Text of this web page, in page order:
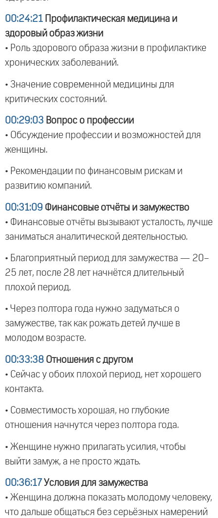
00:24:21 Профилактическая медицина и
здоровый образ жизни
• Роль здорового образа жизни в профилактике
хронических заболеваний.
• Значение современной медицины для
критических состояний.
00:29:03 Вопрос о профессии
• Обсуждение профессии и возможностей для
женщины.
• Рекомендации по финансовым рискам и
развитию компаний.
00:31:09 Финансовые отчёты и замужество
• Финансовые отчёты вызывают усталость, лучше
заниматься аналитической деятельностью.
• Благоприятный период для замужества — 20–
25 лет, после 28 лет начнётся длительный
плохой период.
• Через полтора года нужно задуматься о
замужестве, так как рожать детей лучше в
молодом возрасте.
00:33:38 Отношения с другом
• Сейчас у обоих плохой период, нет хорошего
контакта.
• Совместимость хорошая, но глубокие
отношения начнутся через полтора года.
• Женщине нужно прилагать усилия, чтобы
выйти замуж, а не просто ждать.
00:36:17 Условия для замужества
• Женщина должна показать молодому человеку,
что дальше общаться без серьёзных намерений